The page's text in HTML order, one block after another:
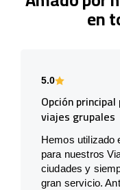
en
5.0
Opción
viajes grupales
Hemos utilizado
para nuestros
ciudades y
gran servicio.